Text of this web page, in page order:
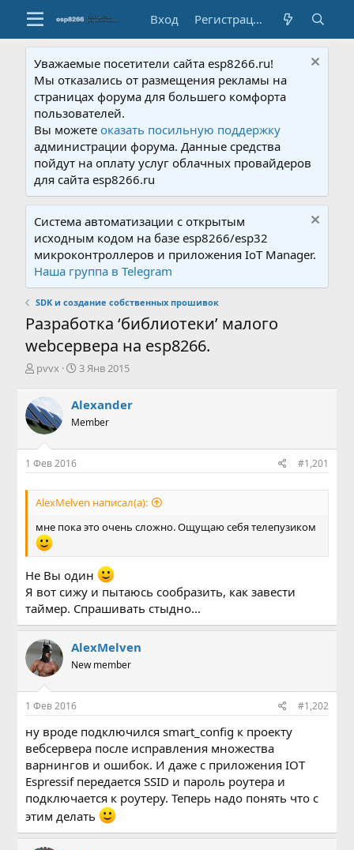
Вход Регистрация
Уважаемые посетители сайта esp8266.ru!
Мы отказались от размещения рекламы на
страницах форума для большего комфорта
пользователей.
Вы можетеоказать посильную поддержку
администрации форума. Данные средства
пойдут на оплату услуг облачных провайдеров
для сайта esp8266.ru
Система автоматизации с открытым
исходным кодом на базе esp8266/esp32
микроконтроллеров и приложения IoT Manager.
Наша группа в Telegram
SDK и создание собственных прошивок
Разработка ‘библиотеки’ малого
webсервера на esp8266.
А
т
о
р
т
е
м
pvvx
Д
а
н
ч
3 Янв 2015
Alexander
Member
1 Фев 2016 #1,201
AlexMelven написал(а):
мне пока это очень сложно. Ощущаю себя телепузиком
Не Вы один
Я вот сижу и пытаюсь сообразить, как завести
таймер. Спрашивать стыдно...
AlexMelven
New member
1 Фев 2016 #1,202
ну вроде подключился smart_config к проекту
вебсервера после исправления множества
варнингов и ошибок. И даже с приложения IOT
Espressif передается SSID и пароль роутера и
подключается к роутеру. Теперь надо понять что с
этим делать